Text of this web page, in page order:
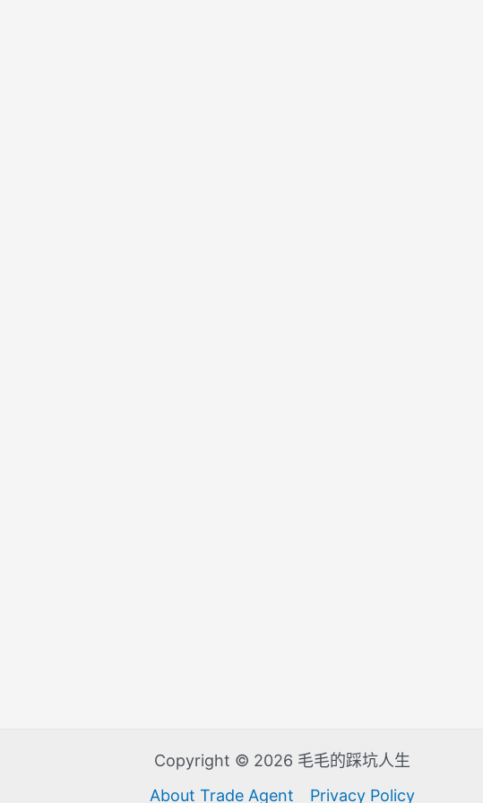
Copyright © 2026 毛毛的踩坑人生
About Trade Agent
Privacy Policy